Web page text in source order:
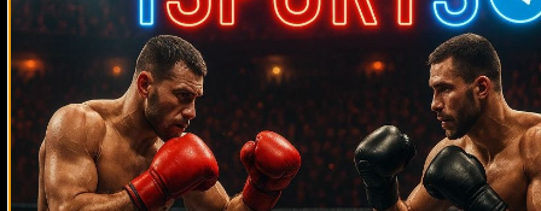
Сантильяна
Имаму Мэйфилд Рик Ханикатт Уилли Даймонд Крис
Джон Джесси-Джеймс Лейха Джонни
Тока Кан Клэри Эбенезер Тетте Скотт Леду Кайо
Борральо Рафаэль Руэлас Шон Кокс
Muhammad Naimov
Эрик Якубовски Хуан Карлос Гомес Darya Zheleznyakova Жак Леблан
Эндрю Коунсил Джои Максим Тим Литллс Альфредо Неварез
Террон Миллет Михаил Криволапов Бранко Собот
Майк